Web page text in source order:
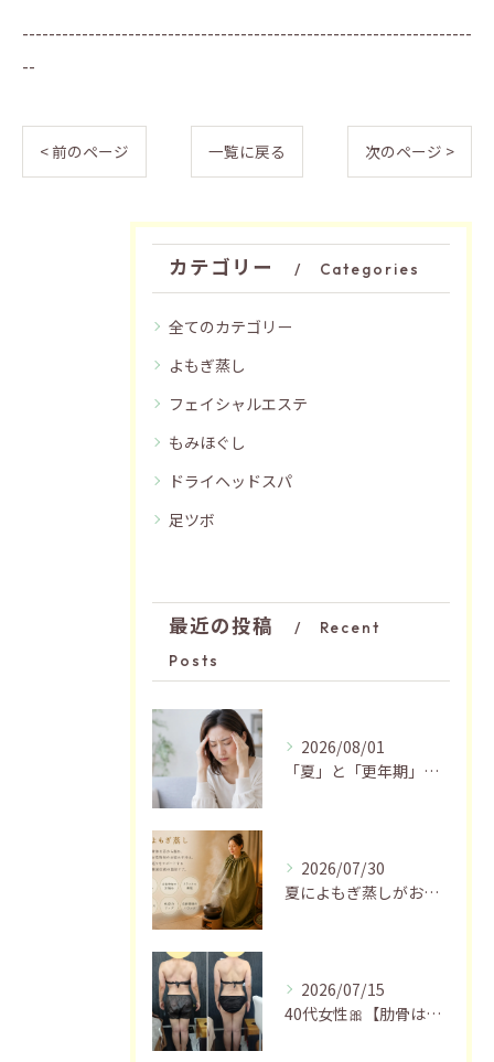
--------------------------------------------------------------------
--
< 前のページ 一覧に戻る 次のページ >
カテゴリー Categories
全てのカテゴリー
よもぎ蒸し
フェイシャルエステ
もみほぐし
ドライヘッドスパ
足ツボ
最近の投稿
Recent
Posts
2026/08/01
「夏」と「更年期」の関係…おすすめの過ごし方🍃
2026/07/30
夏によもぎ蒸しがおすすめの理由✨
2026/07/15
40代女性🎀【肋骨はがし＋お腹瘦せマッサージ90分】